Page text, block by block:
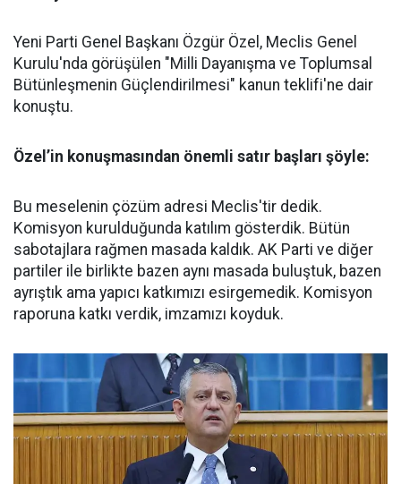
Yeni Parti Genel Başkanı Özgür Özel, Meclis Genel
Kurulu'nda görüşülen "Milli Dayanışma ve Toplumsal
Bütünleşmenin Güçlendirilmesi" kanun teklifi'ne dair
konuştu.
Özel’in konuşmasından önemli satır başları şöyle:
Bu meselenin çözüm adresi Meclis'tir dedik.
Komisyon kurulduğunda katılım gösterdik. Bütün
sabotajlara rağmen masada kaldık. AK Parti ve diğer
partiler ile birlikte bazen aynı masada buluştuk, bazen
ayrıştık ama yapıcı katkımızı esirgemedik. Komisyon
raporuna katkı verdik, imzamızı koyduk.